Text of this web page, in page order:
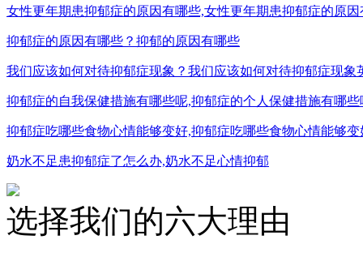
女性更年期患抑郁症的原因有哪些,女性更年期患抑郁症的原
抑郁症的原因有哪些？抑郁的原因有哪些
我们应该如何对待抑郁症现象？我们应该如何对待抑郁症现象
抑郁症的自我保健措施有哪些呢,抑郁症的个人保健措施有哪些
抑郁症吃哪些食物心情能够变好,抑郁症吃哪些食物心情能够变
奶水不足患抑郁症了怎么办,奶水不足心情抑郁
选择我们的六大理由